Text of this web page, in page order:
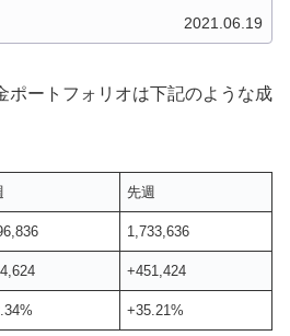
2021.06.19
ポートフォリオは下記のような成
先週
1,733,636
+451,424
+35.21%